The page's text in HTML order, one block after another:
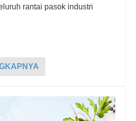
rantai pasok industri